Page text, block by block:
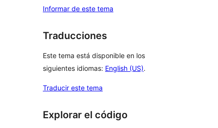
Informar de este tema
Traducciones
Este tema está disponible en los
siguientes idiomas: English (US).
Traducir este tema
Explorar el código